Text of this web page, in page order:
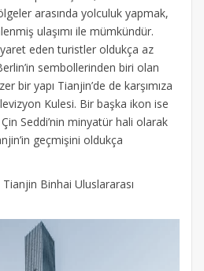
arasında yolculuk yapmak,
ulaşımı ile mümkündür.
eden turistler oldukça az
sembollerinden biri olan
bir yapı Tianjin’de de karşımıza
Kulesi. Bir başka ikon ise
Çin Seddi’nin minyatür hali olarak
geçmişini oldukça
Tianjin Binhai Uluslararası